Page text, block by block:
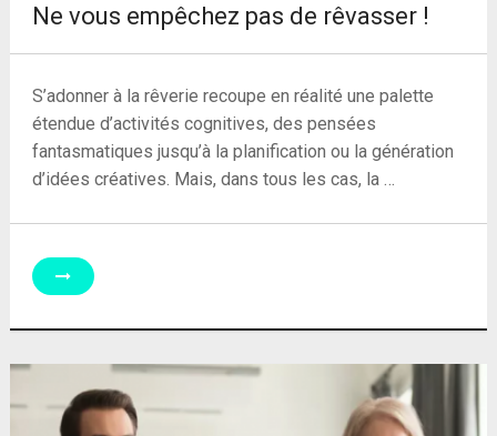
Ne vous empêchez pas de rêvasser !
S’adonner à la rêverie recoupe en réalité une palette
étendue d’activités cognitives, des pensées
fantasmatiques jusqu’à la planification ou la génération
d’idées créatives. Mais, dans tous les cas, la …